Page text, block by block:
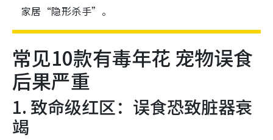
家居“隐形杀手”。
常见10款有毒年花 宠物误食
后果严重
1. 致命级红区：误食恐致脏器衰
竭